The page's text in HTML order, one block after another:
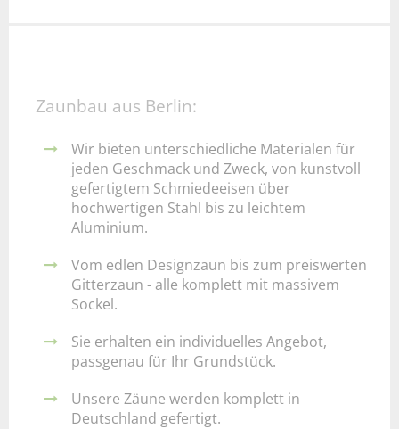
Zaunbau aus Berlin:
Wir bieten unterschiedliche Materialen für
jeden Geschmack und Zweck, von kunstvoll
gefertigtem Schmiedeeisen über
hochwertigen Stahl bis zu leichtem
Aluminium.
Vom edlen Designzaun bis zum preiswerten
Gitterzaun - alle komplett mit massivem
Sockel.
Sie erhalten ein individuelles Angebot,
passgenau für Ihr Grundstück.
Unsere Zäune werden komplett in
Deutschland gefertigt.